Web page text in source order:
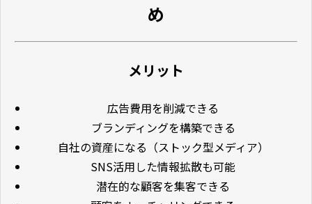
め
メリット
広告費用を削減できる
ブランディングを構築できる
自社の資産になる（ストック型メディア）
SNS活用した情報拡散も可能
潜在的な顧客を集客できる